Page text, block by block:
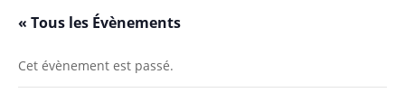
« Tous les Évènements
Cet évènement est passé.